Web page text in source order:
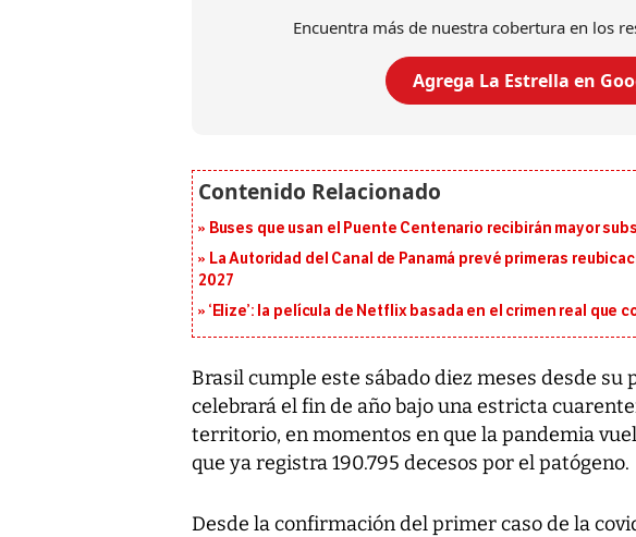
Encuentra más de nuestra cobertura en los
Agrega La Estrella en
Buses que usan el Puente Centenario recibirán mayor
La Autoridad del Canal de Panamá prevé primeras
2027
‘Elize’: la película de Netflix basada en el crimen real que
Brasil cumple este sábado diez meses desde
celebrará el fin de año bajo una estricta
territorio, en momentos en que la pandemia
que ya registra 190.795 decesos por el patógeno.
Desde la confirmación del primer caso de la